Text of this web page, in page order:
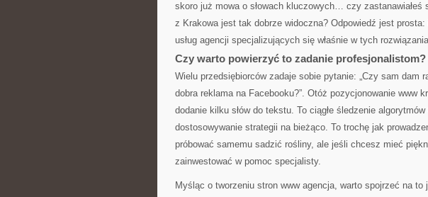
skoro już mowa o słowach kluczowych… czy
z Krakowa jest tak dobrze widoczna? Odpowiedź jest
usług agencji specjalizujących się właśnie w tych
Czy warto powierzyć to zadanie profesjonalistom?
Wielu przedsiębiorców zadaje sobie pytanie: „Czy sam dam
dobra reklama na Facebooku?”. Otóż pozycjonowanie www
dodanie kilku słów do tekstu. To ciągłe śledzenie
dostosowywanie strategii na bieżąco. To trochę jak
próbować samemu sadzić rośliny, ale jeśli chcesz mieć
zainwestować w pomoc specjalisty.
Myśląc o tworzeniu stron www agencja, warto spojrzeć na to